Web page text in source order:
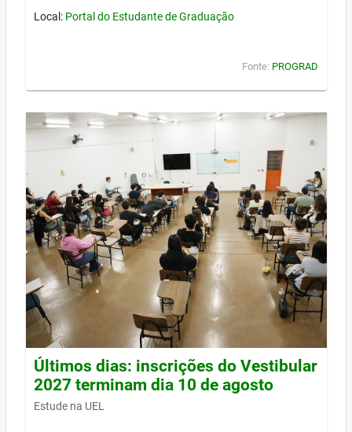
Local: Portal do Estudante de Graduação
Fonte: PROGRAD
Últimos dias: inscrições do Vestibular
2027 terminam dia 10 de agosto
Estude na UEL